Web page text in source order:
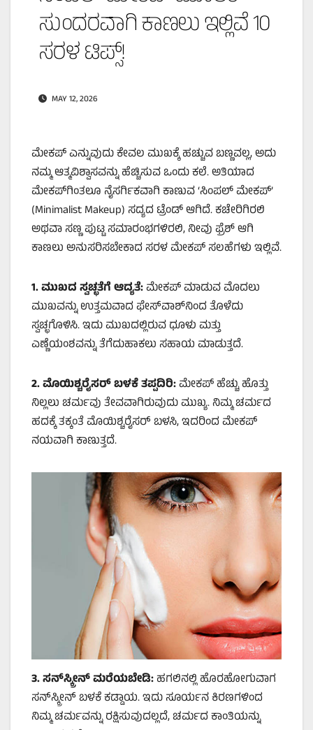
ಸುಂದರವಾಗಿ ಕಾಣಲು ಇಲ್ಲಿವೆ 10
ಸರಳ ಟಿಪ್ಸ್!
MAY 12, 2026
ಮೇಕಪ್ ಎನ್ನುವುದು ಕೇವಲ ಮುಖಕ್ಕೆ ಹಚ್ಚುವ ಬಣ್ಣವಲ್ಲ, ಅದು
ನಮ್ಮ ಆತ್ಮವಿಶ್ವಾಸವನ್ನು ಹೆಚ್ಚಿಸುವ ಒಂದು ಕಲೆ. ಅತಿಯಾದ
ಮೇಕಪ್‌ಗಿಂತಲೂ ನೈಸರ್ಗಿಕವಾಗಿ ಕಾಣುವ ‘ಸಿಂಪಲ್ ಮೇಕಪ್’
(Minimalist Makeup) ಸದ್ಯದ ಟ್ರೆಂಡ್ ಆಗಿದೆ. ಕಚೇರಿಗಿರಲಿ
ಅಥವಾ ಸಣ್ಣ ಪುಟ್ಟ ಸಮಾರಂಭಗಳಿರಲಿ, ನೀವು ಫ್ರೆಶ್ ಆಗಿ
ಕಾಣಲು ಅನುಸರಿಸಬೇಕಾದ ಸರಳ ಮೇಕಪ್ ಸಲಹೆಗಳು ಇಲ್ಲಿವೆ.
1.ಮುಖದ ಸ್ವಚ್ಛತೆಗೆ ಆದ್ಯತೆ:ಮೇಕಪ್ ಮಾಡುವ ಮೊದಲು
ಮುಖವನ್ನು ಉತ್ತಮವಾದ ಫೇಸ್‌ವಾಶ್‌ನಿಂದ ತೊಳೆದು
ಸ್ವಚ್ಛಗೊಳಿಸಿ. ಇದು ಮುಖದಲ್ಲಿರುವ ಧೂಳು ಮತ್ತು
ಎಣ್ಣೆಯಂಶವನ್ನು ತೆಗೆದುಹಾಕಲು ಸಹಾಯ ಮಾಡುತ್ತದೆ.
2.ಮೊಯಿಶ್ಚರೈಸರ್ ಬಳಕೆ ತಪ್ಪದಿರಿ:ಮೇಕಪ್ ಹೆಚ್ಚು ಹೊತ್ತು
ನಿಲ್ಲಲು ಚರ್ಮವು ತೇವವಾಗಿರುವುದು ಮುಖ್ಯ. ನಿಮ್ಮ ಚರ್ಮದ
ಹದಕ್ಕೆ ತಕ್ಕಂತೆ ಮೊಯಿಶ್ಚರೈಸರ್ ಬಳಸಿ, ಇದರಿಂದ ಮೇಕಪ್
ನಯವಾಗಿ ಕಾಣುತ್ತದೆ.
3.ಸನ್‌ಸ್ಕ್ರೀನ್ ಮರೆಯಬೇಡಿ:ಹಗಲಿನಲ್ಲಿ ಹೊರಹೋಗುವಾಗ
ಸನ್‌ಸ್ಕ್ರೀನ್ ಬಳಕೆ ಕಡ್ಡಾಯ. ಇದು ಸೂರ್ಯನ ಕಿರಣಗಳಿಂದ
ನಿಮ್ಮ ಚರ್ಮವನ್ನು ರಕ್ಷಿಸುವುದಲ್ಲದೆ, ಚರ್ಮದ ಕಾಂತಿಯನ್ನು